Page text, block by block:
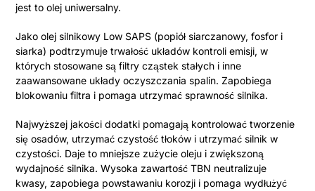
jest to olej uniwersalny.
Jako olej silnikowy Low SAPS (popiół siarczanowy, fosfor i
siarka) podtrzymuje trwałość układów kontroli emisji, w
których stosowane są filtry cząstek stałych i inne
zaawansowane układy oczyszczania spalin. Zapobiega
blokowaniu filtra i pomaga utrzymać sprawność silnika.
Najwyższej jakości dodatki pomagają kontrolować tworzenie
się osadów, utrzymać czystość tłoków i utrzymać silnik w
czystości. Daje to mniejsze zużycie oleju i zwiększoną
wydajność silnika. Wysoka zawartość TBN neutralizuje
kwasy, zapobiega powstawaniu korozji i pomaga wydłużyć